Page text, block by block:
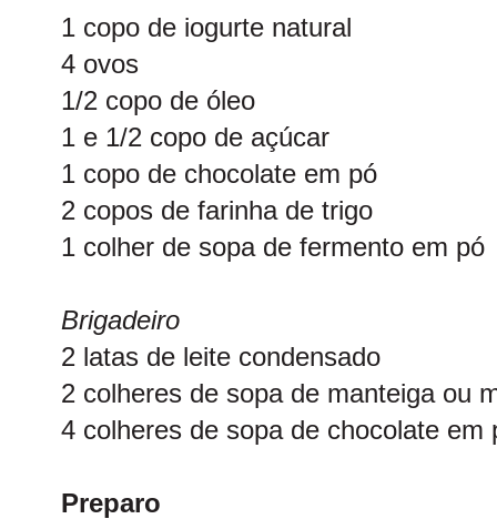
1 copo de iogurte natural
4 ovos
1/2 copo de óleo
1 e 1/2 copo de açúcar
1 copo de chocolate em pó
2 copos de farinha de trigo
1 colher de sopa de fermento em pó
Brigadeiro
2 latas de leite condensado
2 colheres de sopa de manteiga ou
4 colheres de sopa de chocolate em
Preparo